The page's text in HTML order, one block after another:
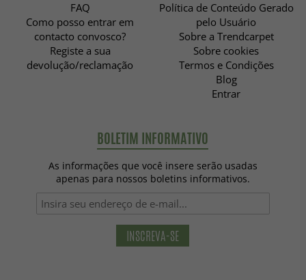
FAQ
Como posso entrar em
contacto convosco?
Registe a sua
devolução/reclamação
Política de Conteúdo Gerado
pelo Usuário
Sobre a Trendcarpet
Sobre cookies
Termos e Condições
Blog
Entrar
BOLETIM INFORMATIVO
As informações que você insere serão usadas
apenas para nossos boletins informativos.
INSCREVA-SE